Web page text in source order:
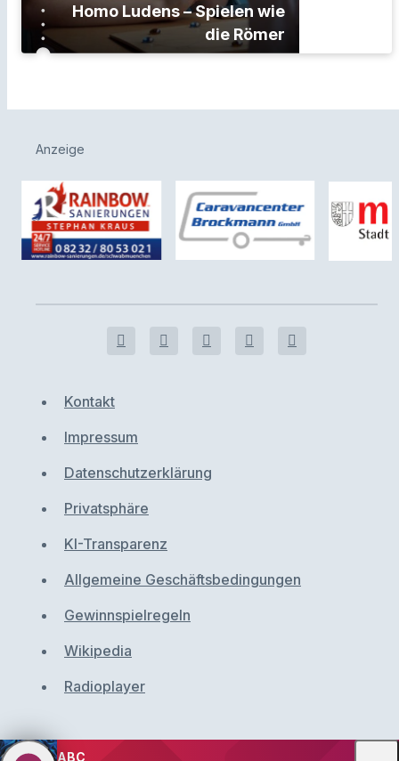
Homo Ludens – Spielen wie
die Römer
Anzeige
Kontakt
Impressum
Datenschutzerklärung
Privatsphäre
KI-Transparenz
Allgemeine Geschäftsbedingungen
Gewinnspielregeln
Wikipedia
Radioplayer
ABC